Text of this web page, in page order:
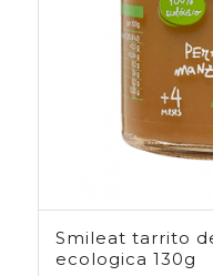
Smileat tarrito
ecologica 130g